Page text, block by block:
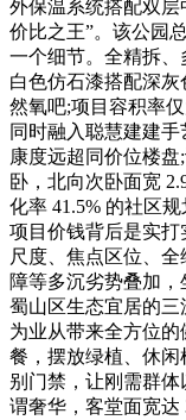
外保温系统搭配双层
价比之王”。该公园
一个细节。全精拆、
白色仿石漆搭配深
然氧吧;项目容积率仅
同时融入聪慧建建
康度远超同价位楼
卧，北向次卧面宽
化率 41.5% 的社区
项目价钱背后是实
尺度、焦点区位、
障等多沉劣势叠加，
蜀山区生态宜居的三
为业从带来全方位
餐，摆放绿植、休
别门禁，让刚需群
谓奢华，客堂面宽达